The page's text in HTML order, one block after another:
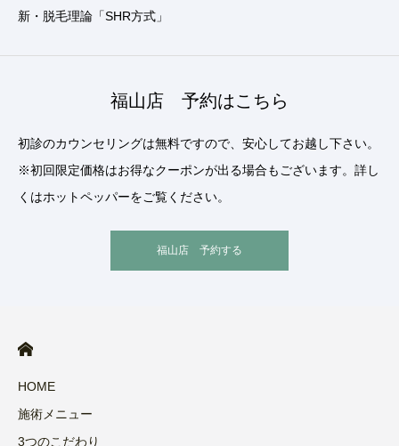
新・脱毛理論「SHR方式」
福山店 予約はこちら
初診のカウンセリングは無料ですので、安心してお越し下さい。
※初回限定価格はお得なクーポンが出る場合もございます。詳し
くはホットペッパーをご覧ください。
福山店 予約する
HOME
施術メニュー
3つのこだわり